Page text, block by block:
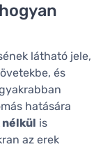
látható jele,
és
hatására
nélkül is
az erek